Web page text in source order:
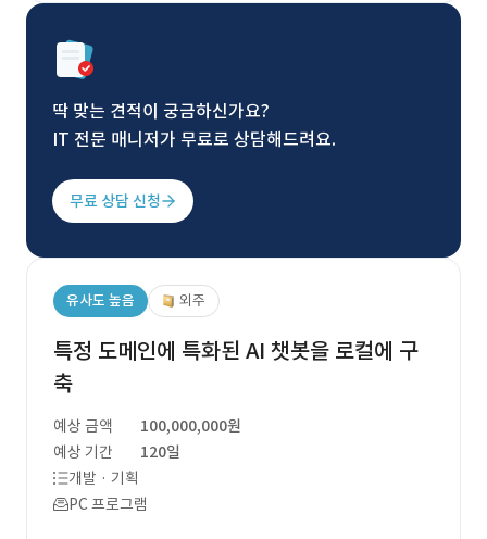
딱 맞는 견적이 궁금하신가요?
IT 전문 매니저가 무료로 상담해드려요.
무료 상담 신청
유사도 높음 외주
특정 도메인에 특화된 AI 챗봇을 로컬에 구
축
예상 금액
100,000,000원
예상 기간
120일
개발 · 기획
PC 프로그램